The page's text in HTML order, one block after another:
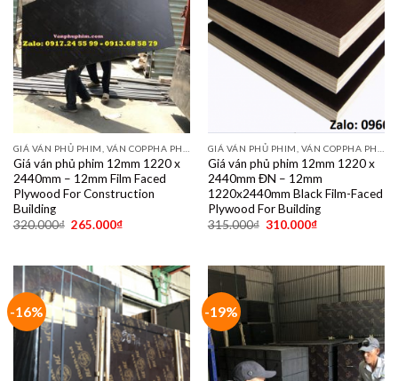
Giá ván phủ phim 12mm 1220 x
2440mm – 12mm Film Faced
Plywood For Construction
Building
320.000₫ 265.000₫
Giá ván phủ phim 12mm 1220 x
2440mm ĐN – 12mm
1220x2440mm Black Film-Faced
Plywood For Building
315.000₫ 310.000₫
-16% -19%